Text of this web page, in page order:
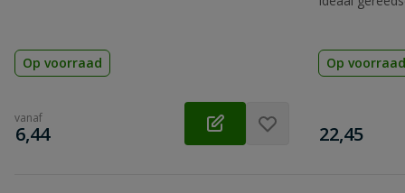
Op voorraad
vanaf
€
6,44
Op voorraad
€
22,45